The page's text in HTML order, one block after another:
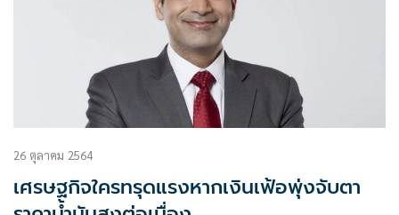
26 ตุลาคม 2564
เศรษฐกิจใครทรุดแรงหากเงินเฟ้อพุ่งจับตา